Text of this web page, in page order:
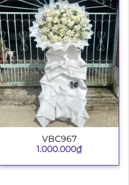
VBC967
1.000.000₫